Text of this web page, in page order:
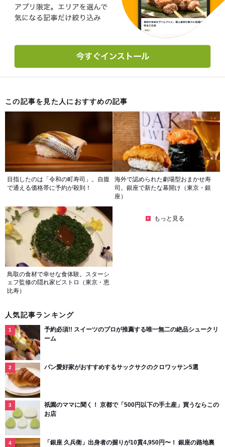
この記事を見た人におすすめの記事
目指したのは「令和の町寿司」。自腹
で通える価格帯に予約が殺到！
海外で認められた劇場型おまかせ寿
司。銀座で新たな幕開け（東京・銀
座）
鳥取の食材で幸せな食体験。スターシ
ェフ監修の隠れ家ビストロ（東京・恵
比寿）
もっと見る
人気記事ランキング
予約必須!! スイーツのプロが推薦する唯一無二の絶品シュークリ
ーム
パン愛好家がおすすめするサックサクのクロワッサン5選
祇園のママに聞く！ 京都で「500円以下の手土産」買うならこの
お店
「銀座 久兵衛」出身者の握りが10貫4,950円〜！ 銀座の路地裏